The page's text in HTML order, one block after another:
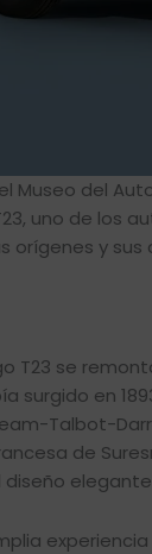
Museo del
uno de los
orígenes y
T23 se
surgido en
Talbot-
de